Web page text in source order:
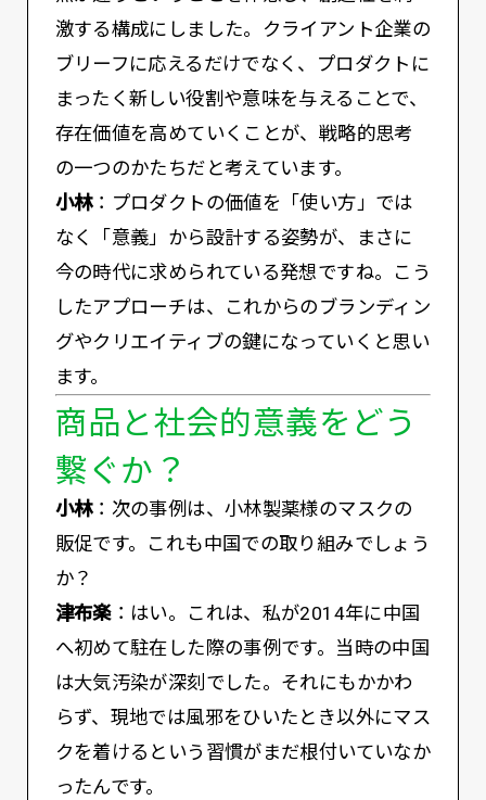
激する構成にしました。クライアント企業の
ブリーフに応えるだけでなく、プロダクトに
まったく新しい役割や意味を与えることで、
存在価値を高めていくことが、戦略的思考
の一つのかたちだと考えています。
小林：プロダクトの価値を「使い方」では
なく「意義」から設計する姿勢が、まさに
今の時代に求められている発想ですね。こう
したアプローチは、これからのブランディン
グやクリエイティブの鍵になっていくと思い
ます。
商品と社会的意義をどう
繋ぐか？
小林：次の事例は、小林製薬様のマスクの
販促です。これも中国での取り組みでしょう
か？
津布楽：はい。これは、私が2014年に中国
へ初めて駐在した際の事例です。当時の中国
は大気汚染が深刻でした。それにもかかわ
らず、現地では風邪をひいたとき以外にマス
クを着けるという習慣がまだ根付いていなか
ったんです。